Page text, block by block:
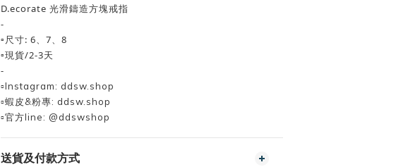
D.ecorate 光滑鑄造方塊戒指
-
▫️尺寸: 6、7、8
▫️現貨/2-3天
-
▫️Instagram: ddsw.shop
▫️蝦皮&粉專: ddsw.shop
▫️官方line: @ddswshop
送貨及付款方式